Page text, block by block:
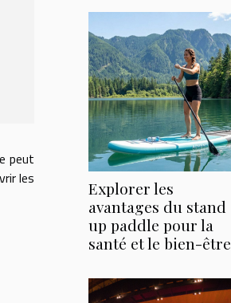
peut
les
Explorer les
avantages du stand
up paddle pour la
santé et le bien-être